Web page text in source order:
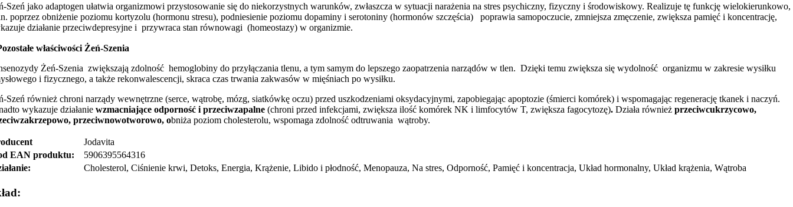
Szeń jako adaptogen ułatwia organizmowi przystosowanie się do niekorzystnych warunków, zwłaszcza w sytuacji narażenia na stres psychiczny, fizyczny i środowiskowy. Realizuje tę funkcję wielokierunkowo,
poprzez obniżenie poziomu kortyzolu (hormonu stresu), podniesienie poziomu dopaminy i serotoniny (hormonów szczęścia) poprawia samopoczucie, zmniejsza zmęczenie, zwiększa pamięć i koncentrację,
działanie przeciwdepresyjne i przywraca stan równowagi (homeostazy) w organizmie.
właściwości Żeń-Szenia
Żeń-Szenia zwiększają zdolność hemoglobiny do przyłączania tlenu, a tym samym do lepszego zaopatrzenia narządów w tlen. Dzięki temu zwiększa się wydolność organizmu w zakresie wysiłku
i fizycznego, a także rekonwalescencji, skraca czas trwania zakwasów w mięśniach po wysiłku.
Szeń również chroni narządy wewnętrzne (serce, wątrobę, mózg, siatkówkę oczu) przed uszkodzeniami oksydacyjnymi, zapobiegając apoptozie (śmierci komórek) i wspomagając regenerację tkanek i naczyń.
wykazuje działanie wzmacniające odporność i przeciwzapalne (chroni przed infekcjami, zwiększa ilość komórek NK i limfocytów T, zwiększa fagocytozę).Działa również przeciwcukrzycowo,
przeciwnowotworowo, obniża poziom cholesterolu, wspomaga zdolność odtruwania wątroby.
Jodavita
EAN produktu:
5906395564316
Cholesterol, Ciśnienie krwi, Detoks, Energia, Krążenie, Libido i płodność, Menopauza, Na stres, Odporność, Pamięć i koncentracja, Układ hormonalny, Układ krążenia, Wątroba